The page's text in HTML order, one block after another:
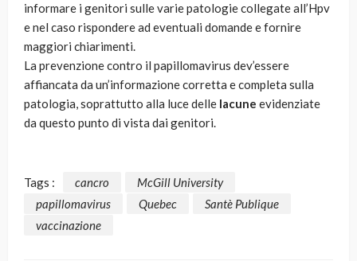
informare i genitori sulle varie patologie collegate all’Hpv
e nel caso rispondere ad eventuali domande e fornire
maggiori chiarimenti.
La prevenzione contro il papillomavirus dev’essere
affiancata da un’informazione corretta e completa sulla
patologia, soprattutto alla luce delle lacune evidenziate
da questo punto di vista dai genitori.
Tags : cancro
McGill University
papillomavirus
Quebec
Santè Publique
vaccinazione